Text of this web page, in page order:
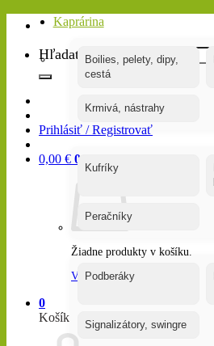
Hľadať:
Prihlásiť / Registrovať
0,00 € 0
Žiadne produkty v košíku.
Vrátiť sa do obchodu
0
Košík
Kaprárina
Boilies, pelety, dipy,
cestá
Krmivá, nástrahy
Kufríky
Peračníky
Podberáky
Signalizátory, swingre